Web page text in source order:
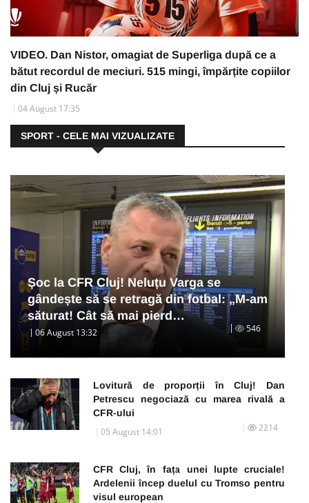
VIDEO. Dan Nistor, omagiat de Superliga după ce a
bătut recordul de meciuri. 515 mingi, împărțite copiilor
din Cluj și Rucăr
04 August 17:35
SPORT - CELE MAI VIZUALIZATE
Șoc la CFR Cluj! Neluțu Varga se
gândește să se retragă din fotbal: „M-am
săturat! Cât să mai pierd…
06 August 13:32 546
Lovitură de proporții în Cluj! Dan
Petrescu negociază cu marea rivală a
CFR-ului
05 August 14:01 2214
CFR Cluj, în fața unei lupte cruciale!
Ardelenii încep duelul cu Tromso pentru
visul european